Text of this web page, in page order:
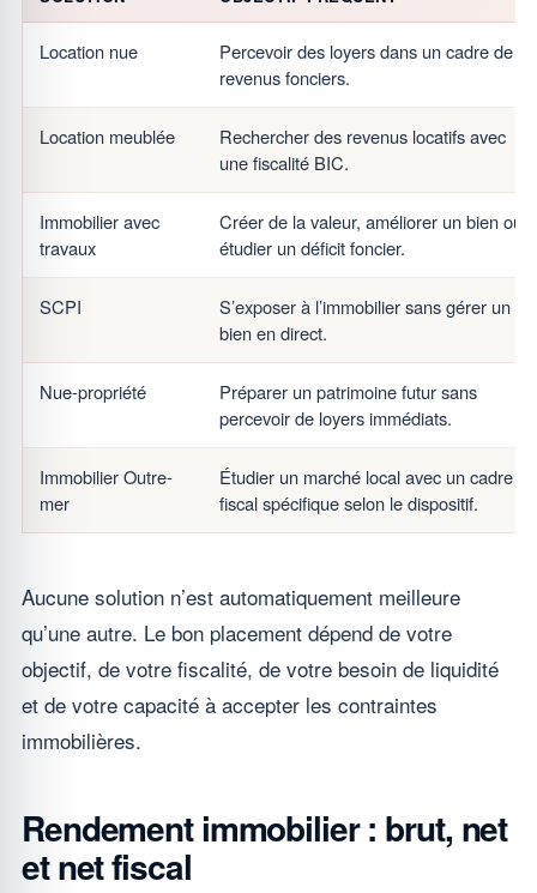
Location nue
Percevoir des loyers dans un cadre de
revenus fonciers.
Location meublée
Rechercher des revenus locatifs avec
une fiscalité BIC.
Immobilier avec
travaux
Créer de la valeur, améliorer un bien ou
étudier un déficit foncier.
SCPI
S’exposer à l’immobilier sans gérer un
bien en direct.
Nue-propriété
Préparer un patrimoine futur sans
percevoir de loyers immédiats.
Immobilier Outre-
mer
Étudier un marché local avec un cadre
fiscal spécifique selon le dispositif.
Aucune solution n’est automatiquement meilleure
qu’une autre. Le bon placement dépend de votre
objectif, de votre fiscalité, de votre besoin de liquidité
et de votre capacité à accepter les contraintes
immobilières.
Rendement immobilier : brut, net
et net fiscal